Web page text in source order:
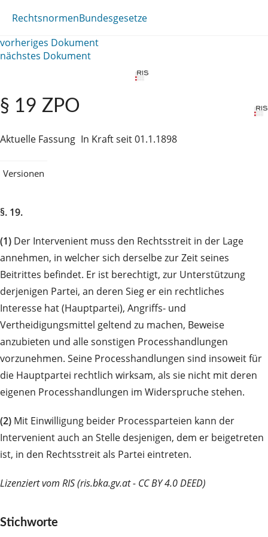
RechtsnormenBundesgesetze
vorheriges Dokument
nächstes Dokument
§ 19 ZPO
Aktuelle Fassung In Kraft seit 01.1.1898
Versionen
§. 19.
(1) Der Intervenient muss den Rechtsstreit in der Lage
annehmen, in welcher sich derselbe zur Zeit seines
Beitrittes befindet. Er ist berechtigt, zur Unterstützung
derjenigen Partei, an deren Sieg er ein rechtliches
Interesse hat (Hauptpartei), Angriffs- und
Vertheidigungsmittel geltend zu machen, Beweise
anzubieten und alle sonstigen Processhandlungen
vorzunehmen. Seine Processhandlungen sind insoweit für
die Hauptpartei rechtlich wirksam, als sie nicht mit deren
eigenen Processhandlungen im Widerspruche stehen.
(2) Mit Einwilligung beider Processparteien kann der
Intervenient auch an Stelle desjenigen, dem er beigetreten
ist, in den Rechtsstreit als Partei eintreten.
Lizenziert vom RIS (ris.bka.gv.at - CC BY 4.0 DEED)
Stichworte